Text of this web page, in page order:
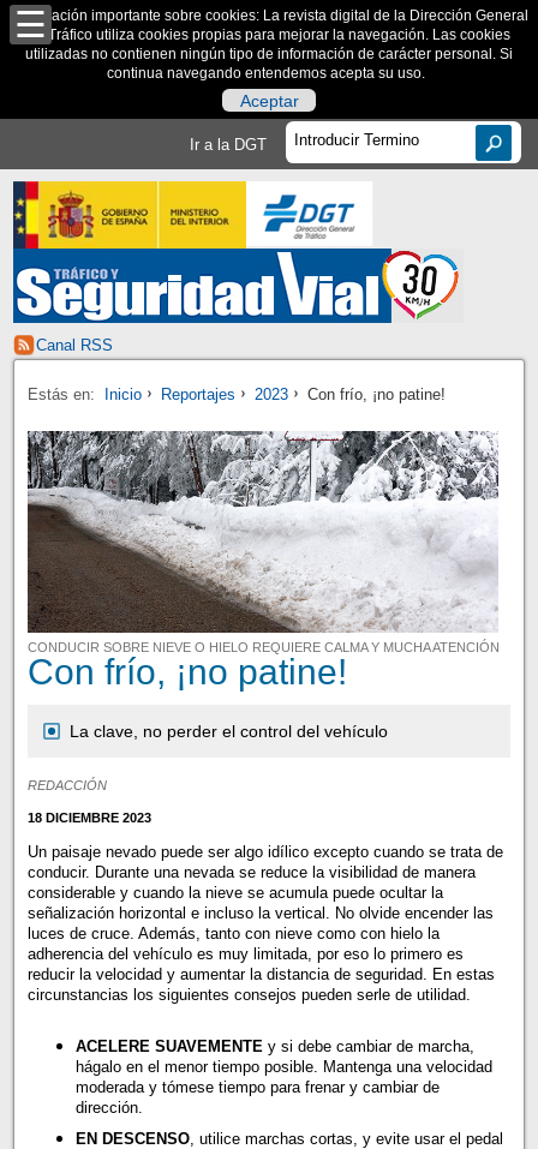
Información importante sobre cookies: La revista digital de la Dirección General
de Tráfico utiliza cookies propias para mejorar la navegación. Las cookies
utilizadas no contienen ningún tipo de información de carácter personal. Si
continua navegando entendemos acepta su uso.
Aceptar
Ir a la DGT
Canal RSS
Estás en: Inicio Reportajes 2023 Con frío, ¡no patine!
CONDUCIR SOBRE NIEVE O HIELO REQUIERE CALMA Y MUCHA ATENCIÓN
Con frío, ¡no patine!
La clave, no perder el control del vehículo
REDACCIÓN
18 DICIEMBRE 2023
Un paisaje nevado puede ser algo idílico excepto cuando se trata de
conducir. Durante una nevada se reduce la visibilidad de manera
considerable y cuando la nieve se acumula puede ocultar la
señalización horizontal e incluso la vertical. No olvide encender las
luces de cruce. Además, tanto con nieve como con hielo la
adherencia del vehículo es muy limitada, por eso lo primero es
reducir la velocidad y aumentar la distancia de seguridad. En estas
circunstancias los siguientes consejos pueden serle de utilidad.
ACELERE SUAVEMENTE y si debe cambiar de marcha,
hágalo en el menor tiempo posible. Mantenga una velocidad
moderada y tómese tiempo para frenar y cambiar de
dirección.
EN DESCENSO, utilice marchas cortas, y evite usar el pedal